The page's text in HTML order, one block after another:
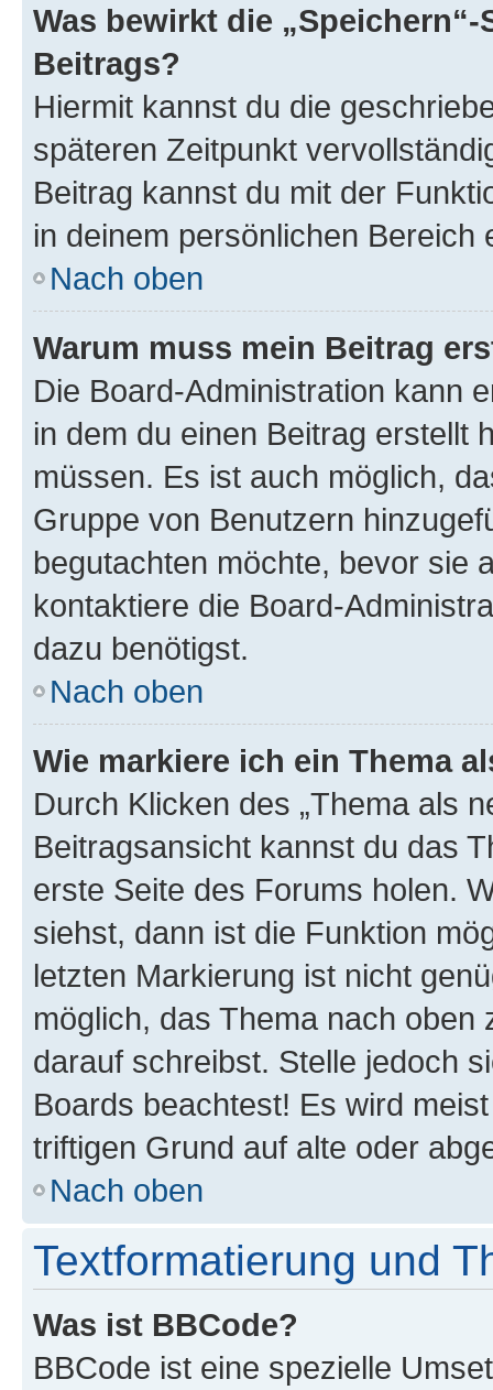
Was bewirkt die
Beitrags?
Hiermit kannst du die
späteren Zeitpunkt
Beitrag kannst du mit der
in deinem persönlichen Bereich
Nach oben
Warum muss mein Beitrag
Die Board-Administration kann
in dem du einen Beitrag erstellt
müssen. Es ist auch möglich,
Gruppe von Benutzern
begutachten möchte, bevor sie
kontaktiere die Board-
dazu benötigst.
Nach oben
Wie markiere ich ein Thema
Durch Klicken des „Thema als
Beitragsansicht kannst du das
erste Seite des Forums holen.
siehst, dann ist die Funktion
letzten Markierung ist nicht
möglich, das Thema nach oben
darauf schreibst. Stelle jedoch
Boards beachtest! Es wird
triftigen Grund auf alte oder
Nach oben
Textformatierung und
Was ist BBCode?
BBCode ist eine spezielle